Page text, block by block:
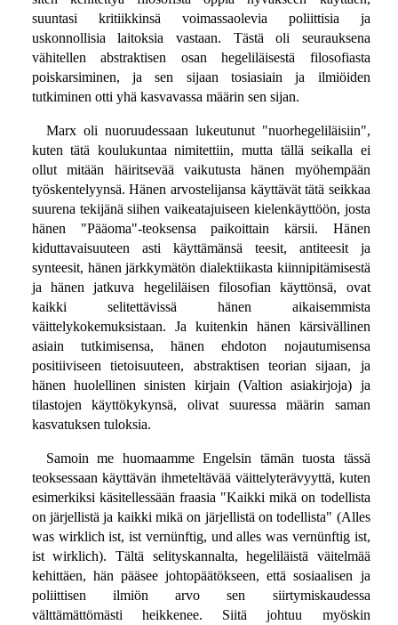
suuntasi kritiikkinsä voimassaolevia poliittisia ja
uskonnollisia laitoksia vastaan. Tästä oli seurauksena
vähitellen abstraktisen osan hegeliläisestä filosofiasta
poiskarsiminen, ja sen sijaan tosiasiain ja ilmiöiden
tutkiminen otti yhä kasvavassa määrin sen sijan.
Marx oli nuoruudessaan lukeutunut "nuorhegeliläisiin",
kuten tätä koulukuntaa nimitettiin, mutta tällä seikalla ei
ollut mitään häiritsevää vaikutusta hänen myöhempään
työskentelyynsä. Hänen arvostelijansa käyttävät tätä seikkaa
suurena tekijänä siihen vaikeatajuiseen kielenkäyttöön, josta
hänen "Pääoma"-teoksensa paikoittain kärsii. Hänen
kiduttavaisuuteen asti käyttämänsä teesit, antiteesit ja
synteesit, hänen järkkymätön dialektiikasta kiinnipitämisestä
ja hänen jatkuva hegeliläisen filosofian käyttönsä, ovat
kaikki selitettävissä hänen aikaisemmista
väittelykokemuksistaan. Ja kuitenkin hänen kärsivällinen
asiain tutkimisensa, hänen ehdoton nojautumisensa
positiiviseen tietoisuuteen, abstraktisen teorian sijaan, ja
hänen huolellinen sinisten kirjain (Valtion asiakirjoja) ja
tilastojen käyttökykynsä, olivat suuressa määrin saman
kasvatuksen tuloksia.
Samoin me huomaamme Engelsin tämän tuosta tässä
teoksessaan käyttävän ihmeteltävää väittelyterävyyttä, kuten
esimerkiksi käsitellessään fraasia "Kaikki mikä on todellista
on järjellistä ja kaikki mikä on järjellistä on todellista" (Alles
was wirklich ist, ist vernünftig, und alles was vernünftig ist,
ist wirklich). Tältä selityskannalta, hegeliläistä väitelmää
kehittäen, hän pääsee johtopäätökseen, että sosiaalisen ja
poliittisen ilmiön arvo sen siirtymiskaudessa
välttämättömästi heikkenee. Siitä johtuu myöskin